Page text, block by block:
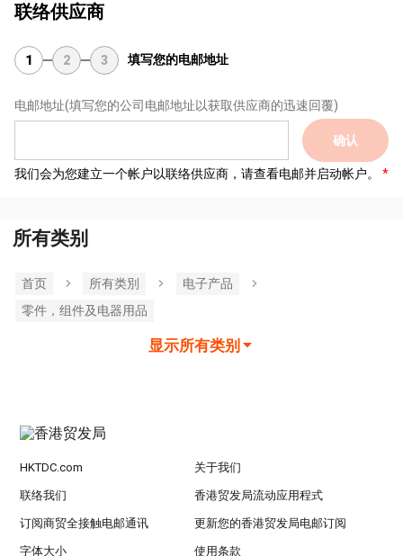
联络供应商
1 2 3 填写您的电邮地址
电邮地址(填写您的公司电邮地址以获取供应商的迅速回覆)
确认
我们会为您建立一个帐户以联络供应商，请查看电邮并启动帐户。
所有类别
首页 所有类別
电子产品
零件，组件及电器用品
显示所有类别
HKTDC.com 关于我们
联络我们 香港贸发局流动应用程式
订阅商贸全接触电邮通讯 更新您的香港贸发局电邮订阅
字体大小 使用条款